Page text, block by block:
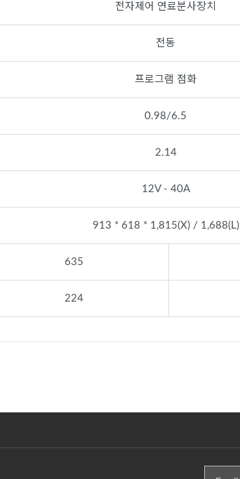
전자제어 연료분사장치
전동
프로그램 점화
0.98/6.5
2.14
12V - 40A
913 * 618 * 1,815(X) / 1,688(L)
635
224